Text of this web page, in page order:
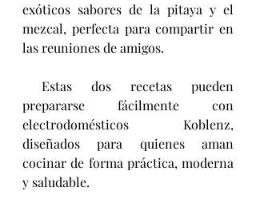
exóticos sabores de la pitaya y el
mezcal, perfecta para compartir en
las reuniones de amigos.
prepararse fácilmente con
electrodomésticos Koblenz,
diseñados para quienes aman
cocinar de forma práctica, moderna
y saludable.